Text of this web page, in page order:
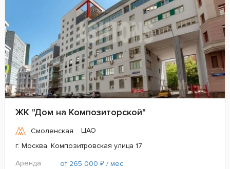
ЖК "Дом на Композиторской"
Смоленская
ЦАО
г. Москва, Композитровская улица 17
Аренда:
от 265 000 ₽ / мес.